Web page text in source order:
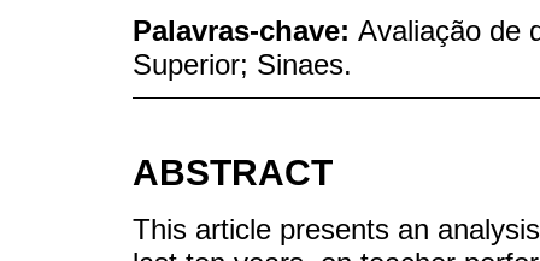
Palavras-chave: Avaliação de
Superior; Sinaes.
ABSTRACT
This article presents an